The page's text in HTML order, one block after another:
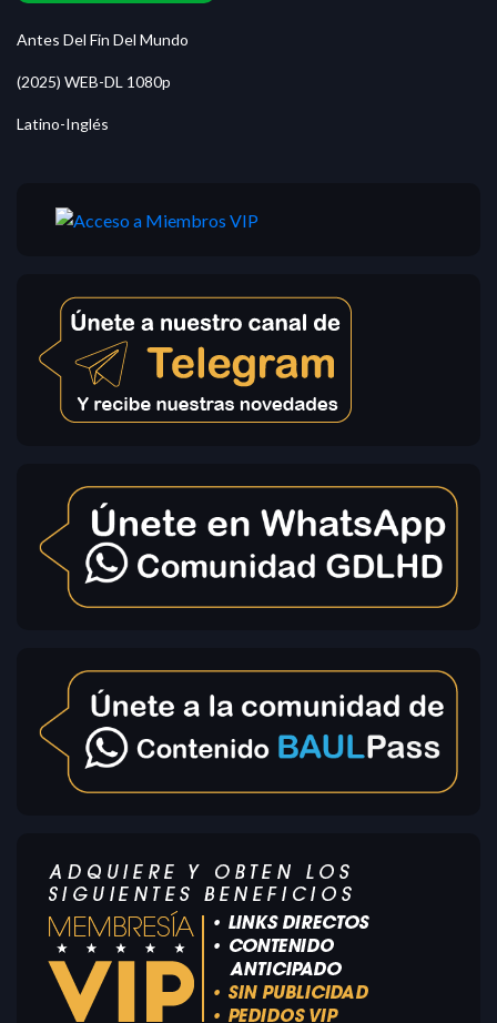
Antes Del Fin Del Mundo
(2025) WEB-DL 1080p
Latino-Inglés